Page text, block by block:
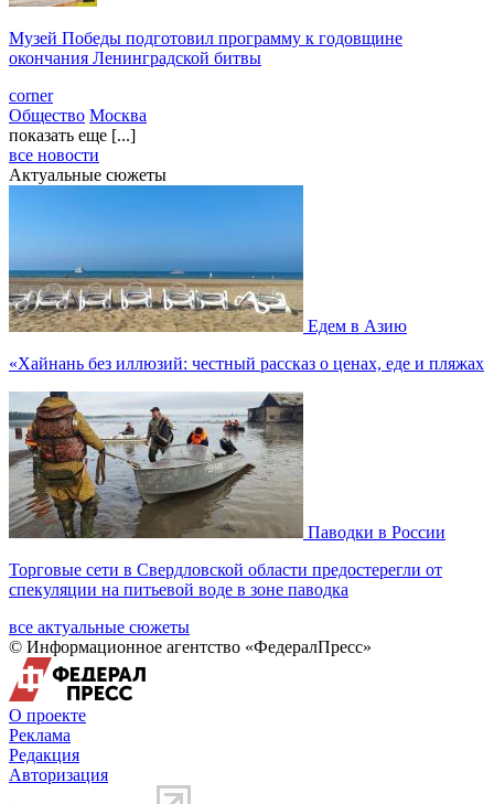
Музей Победы подготовил программу к годовщине
окончания Ленинградской битвы
corner
Общество Москва
показать еще [...]
все новости
Актуальные сюжеты
Едем в Азию
«Хайнань без иллюзий: честный рассказ о ценах, еде и пляжах
Паводки в России
Торговые сети в Свердловской области предостерегли от
спекуляции на питьевой воде в зоне паводка
все актуальные сюжеты
© Информационное агентство «ФедералПресс»
О проекте
Реклама
Редакция
Авторизация